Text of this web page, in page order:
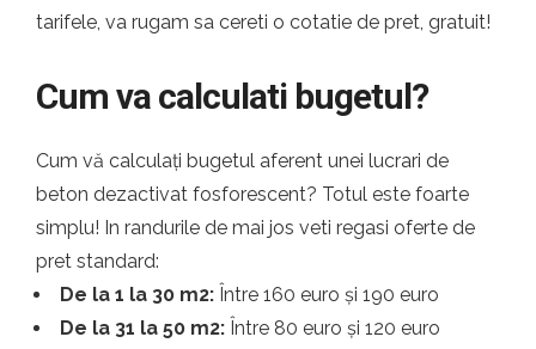
tarifele, va rugam sa cereti o cotatie de pret, gratuit!
Cum va calculati bugetul?
Cum vă calculați bugetul aferent unei lucrari de
beton dezactivat fosforescent? Totul este foarte
simplu! In randurile de mai jos veti regasi oferte de
pret standard:
De la 1 la 30 m2: Între 160 euro și 190 euro
De la 31 la 50 m2: Între 80 euro și 120 euro